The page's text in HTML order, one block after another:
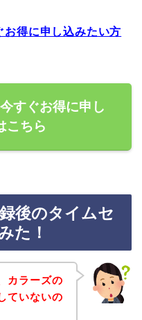
お得に申し込みたい方
すぐお得に申し
こちら
後のタイムセ
た！
カラーズの
ていないの